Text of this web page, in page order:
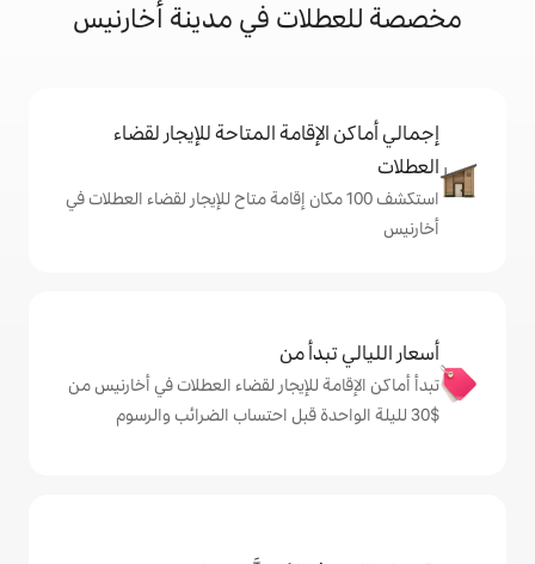
في مدينة أخارنيس
المتاحة للإيجار لقضاء
100 مكان إقامة متاح للإيجار لقضاء العطلات في
للإيجار لقضاء العطلات في أخارنيس من